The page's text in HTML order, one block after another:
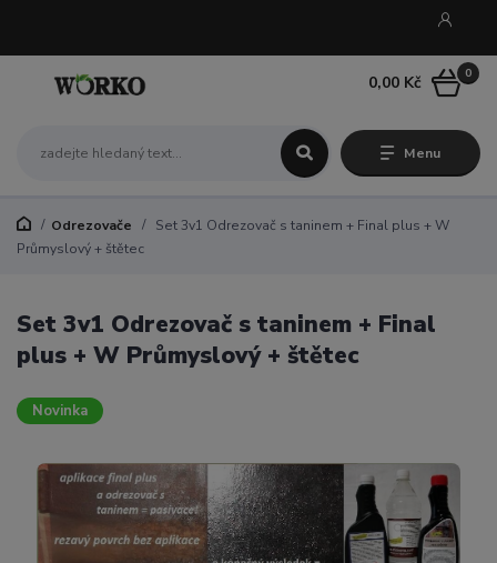
Menu
0
0,00 Kč
Odrezovače
Set 3v1 Odrezovač s taninem + Final plus + W
Průmyslový + štětec
Set 3v1 Odrezovač s taninem + Final
plus + W Průmyslový + štětec
Novinka